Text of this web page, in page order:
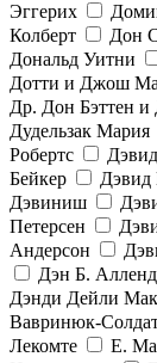
Эггерих
Колберт
Дон
Дональд Уитни
Дотти и Джош
Др. Дон Бэттен
Дудельзак Мария
Робертс
Бейкер
Дэвид
Дэвиниш
Петерсен
Андерсон
Дэн Б.
Дэнди Дейли
Вавринюк-
Лекомте
Е.